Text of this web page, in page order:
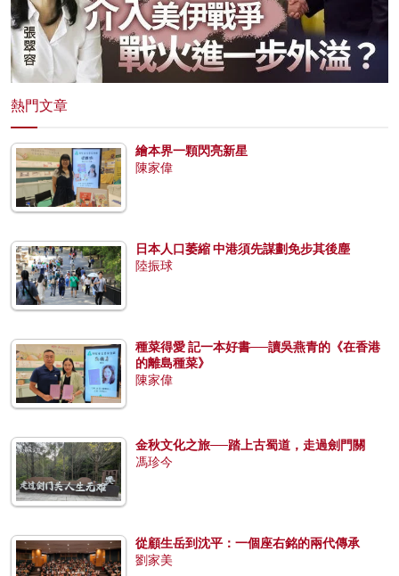
熱門文章
繪本界一顆閃亮新星
陳家偉
日本人口萎縮 中港須先謀劃免步其後塵
陸振球
種菜得愛 記一本好書──讀吳燕青的《在香港
的離島種菜》
陳家偉
金秋文化之旅──踏上古蜀道，走過劍門關
馮珍今
從顧生岳到沈平：一個座右銘的兩代傳承
劉家美